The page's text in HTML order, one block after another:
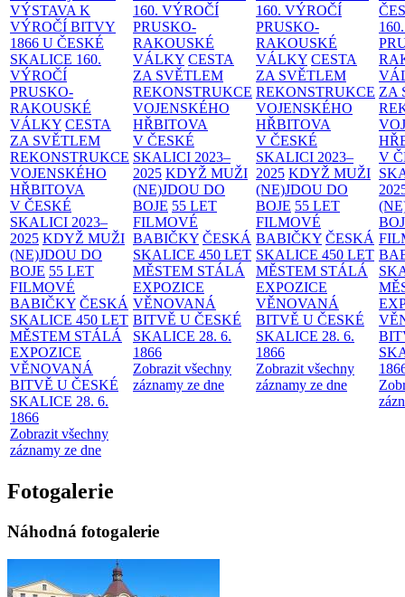
VÝSTAVA K
VÝROČÍ BITVY
1866 U ČESKÉ
SKALICE 160.
VÝROČÍ
PRUSKO-
RAKOUSKÉ
VÁLKY CESTA
ZA SVĚTLEM
REKONSTRUKCE
VOJENSKÉHO
HŘBITOVA
V ČESKÉ
SKALICI 2023–
2025 KDYŽ MUŽI
(NE)JDOU DO
BOJE 55 LET
FILMOVÉ
BABIČKY ČESKÁ
SKALICE 450 LET
MĚSTEM STÁLÁ
EXPOZICE
VĚNOVANÁ
BITVĚ U ČESKÉ
SKALICE 28. 6.
1866
Zobrazit všechny
záznamy ze dne
160. VÝROČÍ
PRUSKO-
RAKOUSKÉ
VÁLKY CESTA
ZA SVĚTLEM
REKONSTRUKCE
VOJENSKÉHO
HŘBITOVA
V ČESKÉ
SKALICI 2023–
2025 KDYŽ MUŽI
(NE)JDOU DO
BOJE 55 LET
FILMOVÉ
BABIČKY ČESKÁ
SKALICE 450 LET
MĚSTEM STÁLÁ
EXPOZICE
VĚNOVANÁ
BITVĚ U ČESKÉ
SKALICE 28. 6.
1866
Zobrazit všechny
záznamy ze dne
160. VÝROČÍ
PRUSKO-
RAKOUSKÉ
VÁLKY CESTA
ZA SVĚTLEM
REKONSTRUKCE
VOJENSKÉHO
HŘBITOVA
V ČESKÉ
SKALICI 2023–
2025 KDYŽ MUŽI
(NE)JDOU DO
BOJE 55 LET
FILMOVÉ
BABIČKY ČESKÁ
SKALICE 450 LET
MĚSTEM STÁLÁ
EXPOZICE
VĚNOVANÁ
BITVĚ U ČESKÉ
SKALICE 28. 6.
1866
Zobrazit všechny
záznamy ze dne
ZA
V
Fotogalerie
Náhodná fotogalerie